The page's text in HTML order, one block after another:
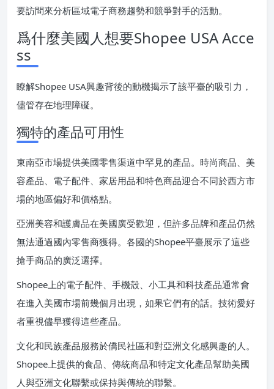
要訪問來分析區域電子商務趨勢和競爭對手的活動。
爲什麼美國人想要Shopee USA Acce
ss
瞭解Shopee USA興趣背後的動機揭示了該平臺的吸引力，
儘管存在地理障礙。
獨特的產品可用性
東南亞市場提供美國零售渠道中罕見的產品。時尚商品、美
容產品、電子配件、家居用品和特色商品迎合不同於西方市
場的地區偏好和價格點。
亞洲美容和護膚品在美國廣受歡迎，但許多品牌和產品仍然
無法通過國內零售商獲得。各國的Shopee平臺展示了這些
搶手商品的廣泛選擇。
Shopee上的電子配件、手機殼、小工具和科技產品通常會
在進入美國市場前幾個月出現，如果它們有的話。技術愛好
者重視儘早獲得這些產品。
文化和民族產品服務於僑民社區和對亞洲文化感興趣的人。
Shopee上提供的食品、傳統商品和特定文化產品幫助美國
人與亞洲文化聯繫或保持與傳統的聯繫。